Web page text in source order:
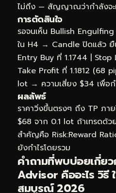
ไม่ถึง — สัญญาณว่ากำลังจะ
การตัดสินใจ
รอจนเห็น Bullish
ใน H4 → Candle ปิดแล้ว ยื
Entry Buy ที่ 1.1744 | Stop
Take Profit ที่ 1.1812 (68
lot → ความเสี่ยง $34 เพื่อก
ผลลัพธ์
ราคาวิ่งขึ้นตรงๆ ถึง TP ภา
$68 จาก 0.1 lot ถ้าเทรดด้ว
สำคัญคือ Risk:Reward
ยังกำไรโดยรวม
คำถามที่พบบ่อยเกี่ย
Advisor คืออะไร วิธี
สมบูรณ์ 2026